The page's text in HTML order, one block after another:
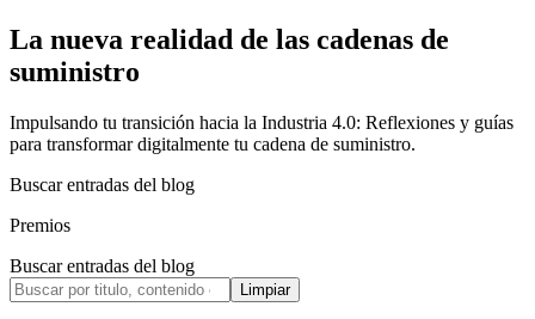
La nueva realidad de las cadenas de
suministro
Impulsando tu transición hacia la Industria 4.0: Reflexiones y guías
para transformar digitalmente tu cadena de suministro.
Buscar entradas del blog
Premios
Buscar entradas del blog
Limpiar